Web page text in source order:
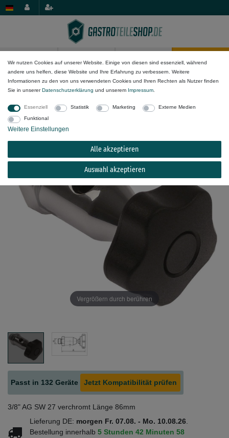
Geräte/Anwendung Kochkessel
NGS080, NGS100, NGS060
Vergrößern durch berühren
Passt in 132 Geräte Jetzt Kompatibilität prüfen
3/8" AG SW 27 verchromt Länge 86mm
Lieferung DE: morgen Fr. 07.08. - Mo. 10.08.26.
Bestellung innerhalb 5 Stunden 42 Minuten 58
Wir nutzen Cookies auf unserer Website. Einige von diesen sind essenziell, während
andere uns helfen, diese Website und Ihre Erfahrung zu verbessern. Weitere
Informationen zu den von uns verwendeten Cookies und Ihren Rechten als Nutzer finden
Sie in unsererDaten­schutz­erklärung und unserem Impressum
Essenziell Statistik Marketing
Externe Medien
Funktional
Weitere Einstellungen
Alle akzeptieren
Auswahl akzeptieren